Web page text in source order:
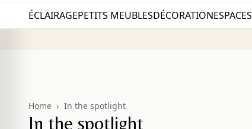
ÉCLAIRAGEPETITS MEUBLESDÉCORATIONESPACES
Home › In the spotlight
In the spotlight